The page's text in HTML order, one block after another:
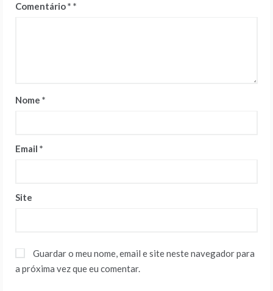
Comentário*
Nome *
Email *
Site
Guardar o meu nome, email e site neste navegador para
a próxima vez que eu comentar.